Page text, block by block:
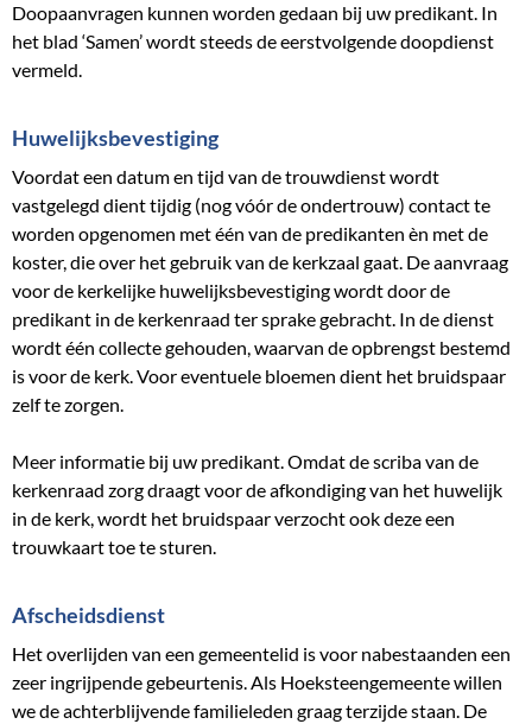
Doopaanvragen kunnen worden gedaan bij uw predikant. In
het blad ‘Samen’ wordt steeds de eerstvolgende doopdienst
vermeld.
Huwelijksbevestiging
Voordat een datum en tijd van de trouwdienst wordt
vastgelegd dient tijdig (nog vóór de ondertrouw) contact te
worden opgenomen met één van de predikanten èn met de
koster, die over het gebruik van de kerkzaal gaat. De aanvraag
voor de kerkelijke huwelijksbevestiging wordt door de
predikant in de kerkenraad ter sprake gebracht. In de dienst
wordt één collecte gehouden, waarvan de opbrengst bestemd
is voor de kerk. Voor eventuele bloemen dient het bruidspaar
zelf te zorgen.
Meer informatie bij uw predikant. Omdat de scriba van de
kerkenraad zorg draagt voor de afkondiging van het huwelijk
in de kerk, wordt het bruidspaar verzocht ook deze een
trouwkaart toe te sturen.
Afscheidsdienst
Het overlijden van een gemeentelid is voor nabestaanden een
zeer ingrijpende gebeurtenis. Als Hoeksteengemeente willen
we de achterblijvende familieleden graag terzijde staan. De